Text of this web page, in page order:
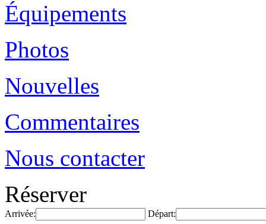
Équipements
Photos
Nouvelles
Commentaires
Nous contacter
Réserver
Arrivée: Départ: